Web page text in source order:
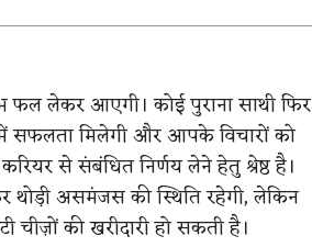
लेकर आएगी। कोई पुराना साथी फिर
सफलता मिलेगी और आपके विचारों को
से संबंधित निर्णय लेने हेतु श्रेष्ठ है।
असमंजस की स्थिति रहेगी, लेकिन
चीज़ों की खरीदारी हो सकती है।